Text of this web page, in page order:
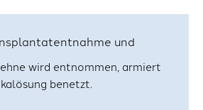
und
wird entnommen, armiert
benetzt.